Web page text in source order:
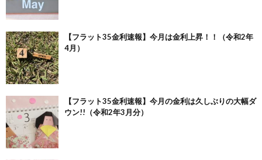
【フラット35金利速報】今月は金利上昇！！（令和2年
4月）
【フラット35金利速報】今月の金利は久しぶりの大幅ダ
ウン!!（令和2年3月分）